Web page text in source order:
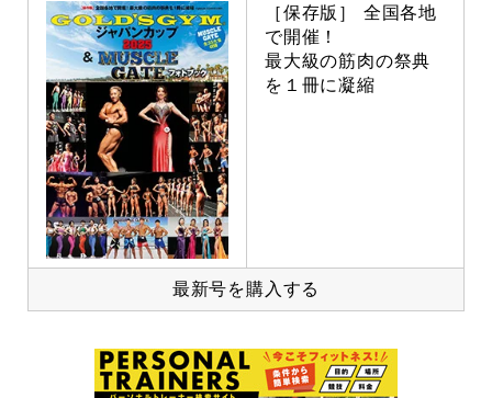
［保存版］ 全国各地
で開催！
最大級の筋肉の祭典
を１冊に凝縮
最新号を購入する